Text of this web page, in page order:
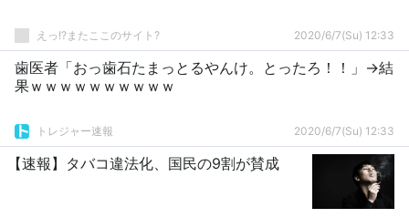
えっ!?またここのサイト? 2020/6/7(Su) 12:33
歯医者「おっ歯石たまっとるやんけ。とったろ！！」→結
果ｗｗｗｗｗｗｗｗｗｗ
トレジャー速報 2020/6/7(Su) 12:33
【速報】タバコ違法化、国民の9割が賛成